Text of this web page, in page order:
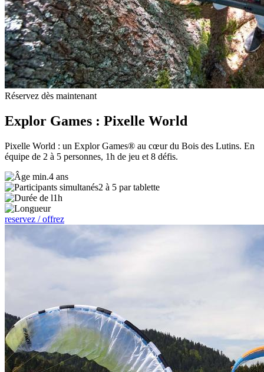
Réservez dès maintenant
Explor Games : Pixelle World
Pixelle World : un Explor Games® au cœur du Bois des Lutins. En
équipe de 2 à 5 personnes, 1h de jeu et 8 défis.
4 ans
2 à 5 par tablette
1h
reservez / offrez